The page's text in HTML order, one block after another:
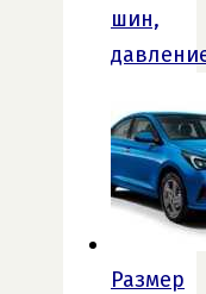
шин,
Размер